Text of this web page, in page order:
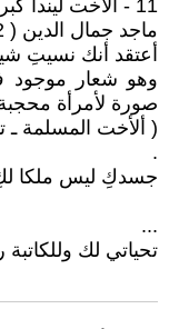
11 - الأخت ليندا كبرييل ت ـ 11
ماجد جمال الدين ( 2012 / 5 / 15 - 06:47 )
أعتقد أنك نسيتِ
وهو شعار موجود
صورة لأمرأة
( ألأخت المسلمة ـ
.
جسدكِ ليس ملكا
...
تحياتي لك وللكاتبة